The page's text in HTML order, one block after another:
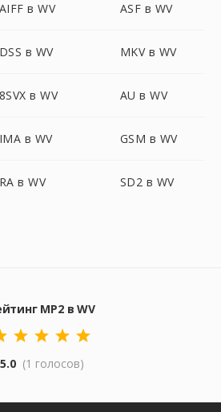
AIFF в WV ASF в WV
DSS в WV MKV в WV
8SVX в WV AU в WV
IMA в WV GSM в WV
RA в WV SD2 в WV
MP2 в WV
5.0 (1 голосов)